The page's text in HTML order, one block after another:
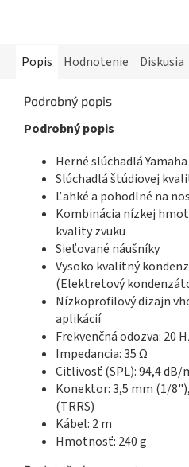
Popis Hodnotenie Diskusia
Podrobný popis
Podrobný popis
Herné slúchadlá Yamaha
Slúchadlá štúdiovej
Ľahké a pohodlné na
Kombinácia nízkej
kvality zvuku
Sieťované náušníky
Vysoko kvalitný
(Elektretový
Nízkoprofilový dizajn
aplikácií
Frekvenčná odozva: 20
Impedancia: 35 Ω
Citlivosť (SPL): 94,4 dB/
Konektor: 3,5 mm (1/
(TRRS)
Kábel: 2 m
Hmotnosť: 240 g